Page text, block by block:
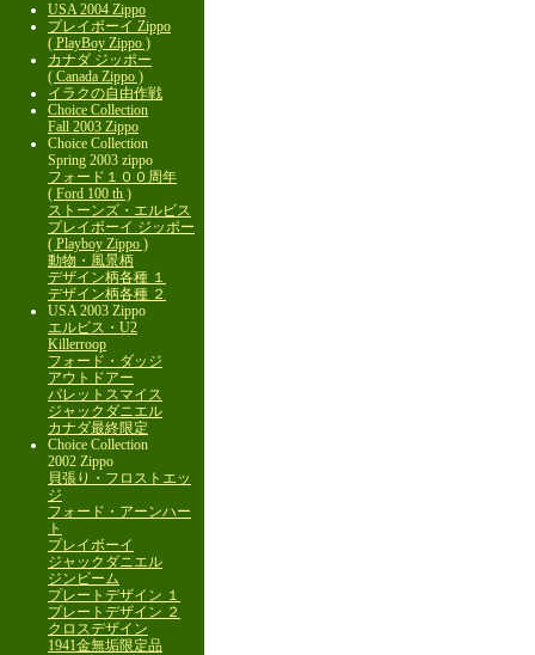
USA 2004 Zippo
プレイボーイ Zippo
( PlayBoy Zippo )
カナダ ジッポー
( Canada Zippo )
イラクの自由作戦
Choice Collection
Fall 2003 Zippo
Choice Collection
Spring 2003 zippo
フォード１００周年
( Ford 100 th )
ストーンズ・エルビス
プレイボーイ ジッポー
( Playboy Zippo )
動物・風景柄
デザイン柄各種 １
デザイン柄各種 ２
USA 2003 Zippo
エルビス・U2
Killerroop
フォード・ダッジ
アウトドアー
パレットスマイス
ジャックダニエル
カナダ最終限定
Choice Collection
2002 Zippo
貝張り・フロストエッ
ジ
フォード・アーンハー
ト
プレイボーイ
ジャックダニエル
ジンビーム
プレートデザイン １
プレートデザイン ２
クロスデザイン
1941金無垢限定品